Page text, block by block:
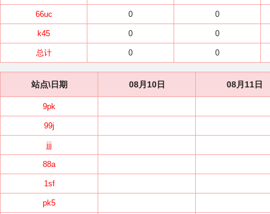
66uc 0 0
k45 0 0
总计 0 0
站点\日期 08月10日 08月11日
9pk
99j
jjj
88a
1sf
pk5